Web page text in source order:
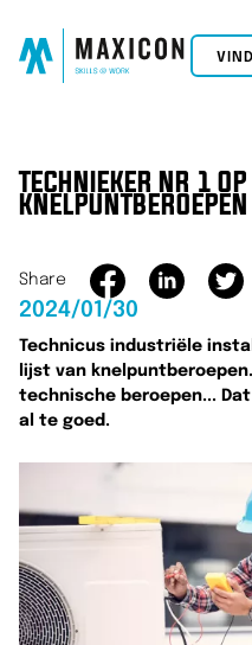
TECHNIEKER NR 1
KNELPUNTBEROEPEN
Share
2024/01/30
Technicus industriële
lijst van
technische beroepen...
al te goed.